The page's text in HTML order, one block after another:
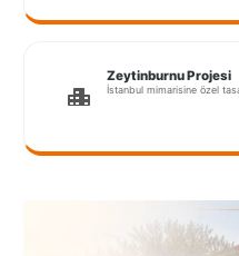
Zeytinburnu Projesi
İstanbul mimarisine özel
Port
Rize